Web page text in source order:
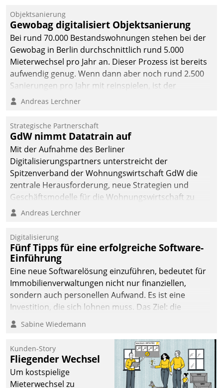
Objektsanierung
Gewobag digitalisiert Objektsanierung
Bei rund 70.000 Bestandswohnungen stehen bei der
Gewobag in Berlin durchschnittlich rund 5.000
Mieterwechsel pro Jahr an. Dieser Prozess ist bereits
aufwendig genug. Wenn dann aber noch rund 2.500
Sanierungen pro Jahr mit reinspielen, ist der
Betreuungs- und Organisationsaufwand immens. Im
kommunale Wohnungsbauunternehmen daher
gemeinsam mit der Berliner Datatrain GmbH den
Teilprozess der Objektsanierung digitalisiert.
Andreas Lerchner
Strategische Partnerschaft
GdW nimmt Datatrain auf
Mit der Aufnahme des Berliner
Digitalisierungspartners unterstreicht der
Spitzenverband der Wohnungswirtschaft GdW die
zentrale Herausforderung, neue Strategien und
Geschäftsmodelle für die Wohnungswirtschaft zu
entwickeln.
Andreas Lerchner
Digitalisierung
Fünf Tipps für eine erfolgreiche Software-
Einführung
Eine neue Softwarelösung einzuführen, bedeutet für
Immobilienverwaltungen nicht nur finanziellen,
sondern auch personellen Aufwand. Es ist eine
Investition, die sich lohnen muss. Das Ziel: die
nachhaltige Optimierung der Geschäftsabläufe. Damit
dieses Ziel erreicht wird, sollten einige Grundregeln
Sabine Wiedemann
Kunden-Story
Fliegender Wechsel
Um kostspielige
Mieterwechsel zu